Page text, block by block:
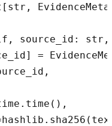
source_id:
=